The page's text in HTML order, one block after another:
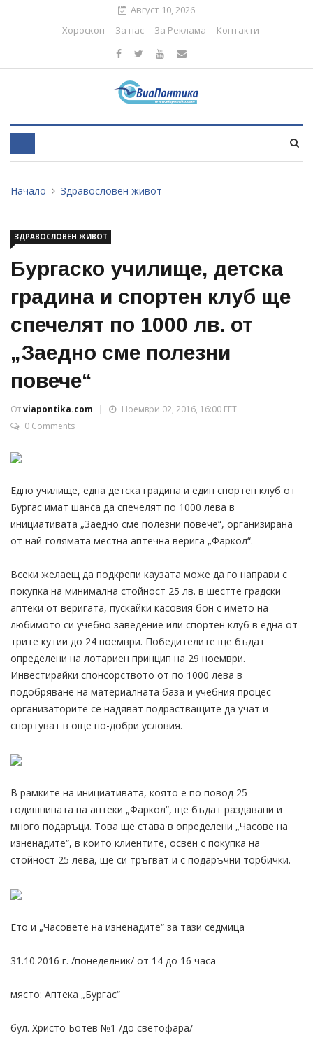
Август 10, 2026
Хороскоп
За нас За Реклама Контакти
Начало Здравословен живот
ЗДРАВОСЛОВЕН ЖИВОТ
Бургаско училище, детска
градина и спортен клуб ще
спечелят по 1000 лв. от
„Заедно сме полезни
повече“
Отviapontika.com
Ноември 02, 2016, 16:00 EET
0 Comments
Едно училище, една детска градина и един спортен клуб от
Бургас имат шанса да спечелят по 1000 лева в
инициативата „Заедно сме полезни повече“, организирана
от най-голямата местна аптечна верига „Фаркол“.
Всеки желаещ да подкрепи каузата може да го направи с
покупка на минимална стойност 25 лв. в шестте градски
аптеки от веригата, пускайки касовия бон с името на
любимото си учебно заведение или спортен клуб в една от
трите кутии до 24 ноември. Победителите ще бъдат
определени на лотариен принцип на 29 ноември.
Инвестирайки спонсорството от по 1000 лева в
подобряване на материалната база и учебния процес
организаторите се надяват подрастващите да учат и
спортуват в още по-добри условия.
В рамките на инициативата, която е по повод 25-
годишнината на аптеки „Фаркол“, ще бъдат раздавани и
много подаръци. Това ще става в определени „Часове на
изненадите“, в които клиентите, освен с покупка на
стойност 25 лева, ще си тръгват и с подаръчни торбички.
Eто и „Часовете на изненадите“ за тази седмица
31.10.2016 г. /понеделник/ от 14 до 16 часа
място: Аптека „Бургас“
бул. Христо Ботев №1 /до светофара/